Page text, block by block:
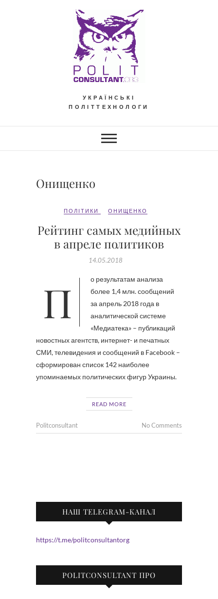
УКРАЇНСЬКІ
ПОЛІТТЕХНОЛОГИ
Онищенко
ПОЛІТИКИ ОНИЩЕНКО
Рейтинг самых медийных
в апреле политиков
14.05.2018
По результатам анализа
более 1,4 млн. сообщений
за апрель 2018 года в
аналитической системе
«Медиатека» – публикаций
новостных агентств, интернет- и печатных
СМИ, телевидения и сообщений в Facebook –
сформирован список 142 наиболее
упоминаемых политических фигур Украины.
READ MORE
Politconsultant No Comments
НАШ TELEGRAM-КАНАЛ
https://t.me/politconsultantorg
POLITCONSULTANT ПРО